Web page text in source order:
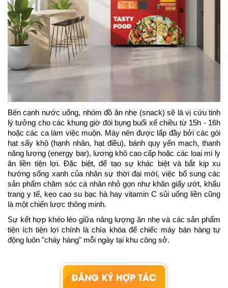
Bên cạnh nước uống, nhóm đồ ăn nhẹ (snack) sẽ là vị cứu tinh
lý tưởng cho các khung giờ đói bụng buổi xế chiều từ 15h - 16h
hoặc các ca làm việc muộn. Máy nên được lấp đầy bởi các gói
hạt sấy khô (hạnh nhân, hạt điều), bánh quy yến mạch, thanh
năng lượng (energy bar), lương khô cao cấp hoặc các loại mì ly
ăn liền tiện lợi. Đặc biệt, để tạo sự khác biệt và bắt kịp xu
hướng sống xanh của nhân sự thời đại mới, việc bổ sung các
sản phẩm chăm sóc cá nhân nhỏ gọn như khăn giấy ướt, khẩu
trang y tế, kẹo cao su bạc hà hay vitamin C sủi uống liền cũng
là một chiến lược thông minh.
Sự kết hợp khéo léo giữa năng lượng ăn nhẹ và các sản phẩm
tiện ích tiện lợi chính là chìa khóa để chiếc máy bán hàng tự
động luôn "cháy hàng" mỗi ngày tại khu công sở.